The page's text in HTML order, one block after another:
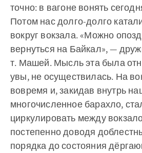
точно: в вагоне вонять
Потом нас долго-долго
вокруг вокзала. «Можно
вернуться на Байкал», —
т. Машей. Мысль эта была
увы, не осуществилась. На
вовремя и, закидав внутрь
многочисленное барахло,
циркулировать между
постепенно доводя
порядка до состояния